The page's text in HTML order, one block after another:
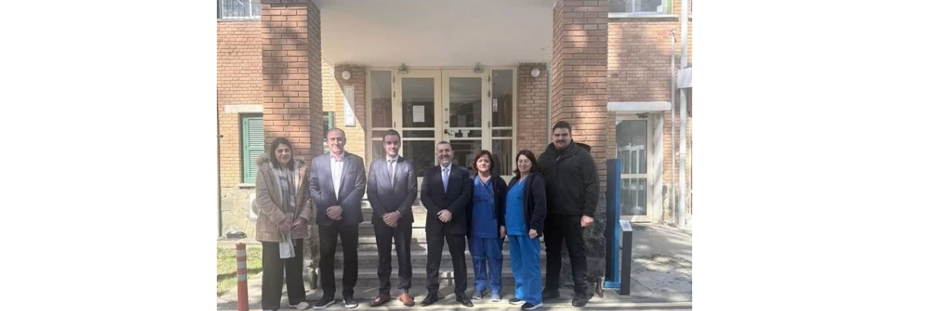
συνεχούς αξιολόγησης, της αξιοποίησης των δεδομένων και της ενσωμάτωσης διεθνών
βέλτιστων πρακτικών, ενώ οι βασικές κατευθύνσεις της έκθεσης συνάδουν με τον
στρατηγικό σχεδιασμό του Οργανισμού. Στο πλαίσιο αυτό, ο ΟΑΥ αξιολογεί και προχωρά στην
υλοποίηση συγκεκριμένων δράσεων, με ιδιαίτερη έμφαση στην ενίσχυση του θεσμού του
Προσωπικού Ιατρού και της οργανωμένης Πρωτοβάθμιας Φροντίδας Υγείας, στη βελτίωση
της ποιότητας και στον εμπλουτισμό των παρεχόμενων υπηρεσιών, καθώς και στην
αποτελεσματικότερη αξιοποίηση των διαθέσιμων πόρων.
Ο Οργανισμός θα συνεχίσει να αξιοποιεί τις εισηγήσεις διεθνών οργανισμών και τις
βέλτιστες διεθνείς πρακτικές, στο πλαίσιο της συνεχούς αξιολόγησης και βελτίωσης του
ΓεΣΥ, με γνώμονα τη διασφάλιση της ισότιμης πρόσβασης σε ποιοτικές υπηρεσίες υγείας που
ανταποκρίνονται στις διαρκώς μεταβαλλόμενες ανάγκες του πληθυσμού».
Διαβάστε επίσης:Λετυμπιώτης: Στόχος η περαιτέρω βελτίωση ΓεΣΥ με σύγχρονες υποδομές
Επαλήθευση ταυτότητας στο Κέντρο Εξυπηρέτησης ΓεΣΥ